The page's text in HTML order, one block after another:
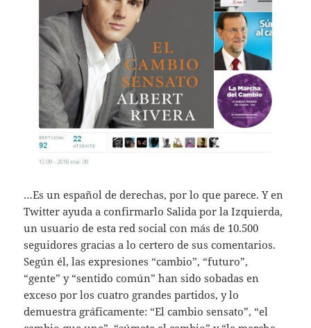
…Es un español de derechas, por lo que parece. Y en
Twitter ayuda a confirmarlo Salida por la Izquierda,
un usuario de esta red social con más de 10.500
seguidores gracias a lo certero de sus comentarios.
Según él, las expresiones “cambio”, “futuro”,
“gente” y “sentido común” han sido sobadas en
exceso por los cuatro grandes partidos, y lo
demuestra gráficamente: “El cambio sensato”, “el